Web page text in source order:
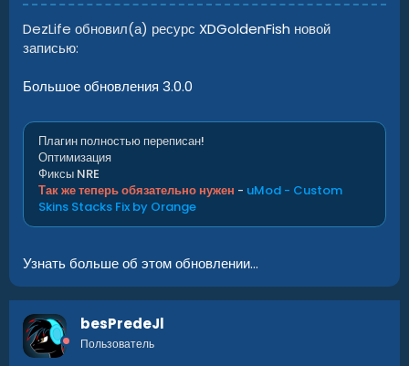
DezLife обновил(а) ресурс XDGoldenFish новой
записью:
Большое обновления 3.0.0
Плагин полностью переписан!
Оптимизация
Фиксы NRE
Так же теперь обязательно нужен - uMod - Custom
Skins Stacks Fix by Orange
Узнать больше об этом обновлении...
besPredeJl
Пользователь